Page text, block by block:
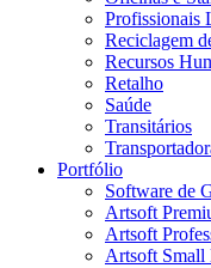
Profissionais
Reciclagem
Recursos
Retalho
Saúde
Transitários
Portfólio
Software de
Artsoft
Artsoft
Artsoft Small